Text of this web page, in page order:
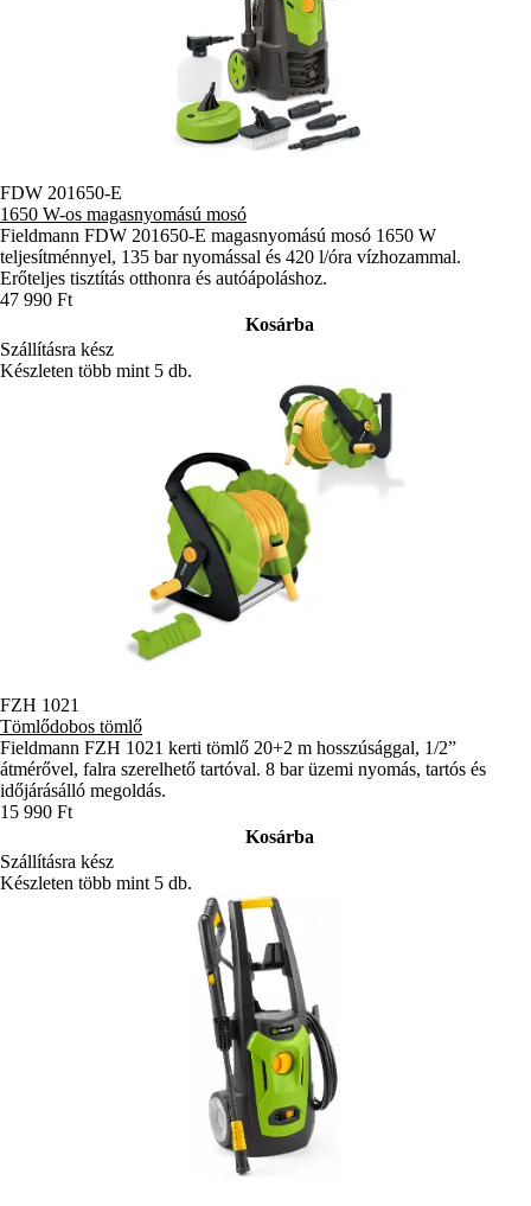
FDW 201650-E
1650 W-os magasnyomású mosó
Fieldmann FDW 201650-E magasnyomású mosó 1650 W
teljesítménnyel, 135 bar nyomással és 420 l/óra vízhozammal.
Erőteljes tisztítás otthonra és autóápoláshoz.
47 990 Ft
Kosárba
Szállításra kész
Készleten több mint 5 db.
FZH 1021
Tömlődobos tömlő
Fieldmann FZH 1021 kerti tömlő 20+2 m hosszúsággal, 1/2”
átmérővel, falra szerelhető tartóval. 8 bar üzemi nyomás, tartós és
időjárásálló megoldás.
15 990 Ft
Kosárba
Szállításra kész
Készleten több mint 5 db.